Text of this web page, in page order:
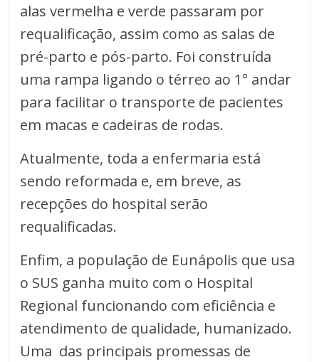
alas vermelha e verde passaram por
requalificação, assim como as salas de
pré-parto e pós-parto. Foi construída
uma rampa ligando o térreo ao 1° andar
para facilitar o transporte de pacientes
em macas e cadeiras de rodas.
Atualmente, toda a enfermaria está
sendo reformada e, em breve, as
recepções do hospital serão
requalificadas.
Enfim, a população de Eunápolis que usa
o SUS ganha muito com o Hospital
Regional funcionando com eficiência e
atendimento de qualidade, humanizado.
Uma das principais promessas de